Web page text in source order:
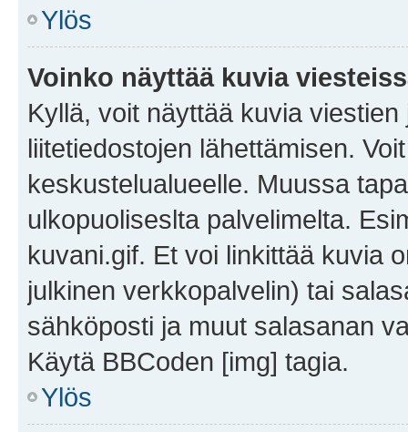
Ylös
Voinko näyttää kuvia
Kyllä, voit näyttää kuvia
liitetiedostojen lähettämisen.
keskustelualueelle. Muussa
ulkopuoliseslta palvelimelta.
kuvani.gif. Et voi linkittää kuvia
julkinen verkkopalvelin) tai
sähköposti ja muut salasanan
Käytä BBCoden [img] tagia.
Ylös